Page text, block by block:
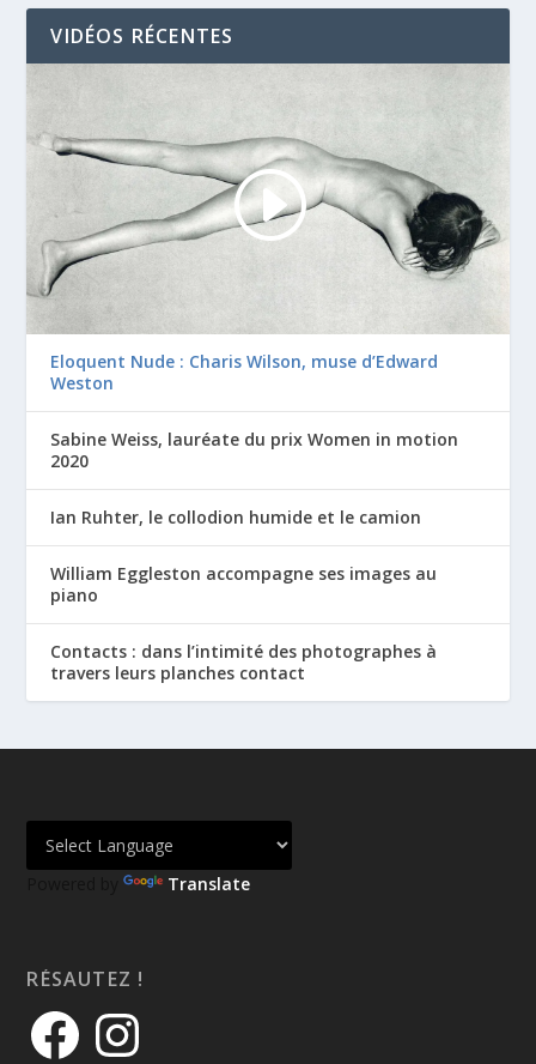
VIDÉOS RÉCENTES
Eloquent Nude : Charis Wilson, muse d’Edward
Weston
Sabine Weiss, lauréate du prix Women in motion
2020
Ian Ruhter, le collodion humide et le camion
William Eggleston accompagne ses images au
piano
Contacts : dans l’intimité des photographes à
travers leurs planches contact
Powered by Translate
RÉSAUTEZ !